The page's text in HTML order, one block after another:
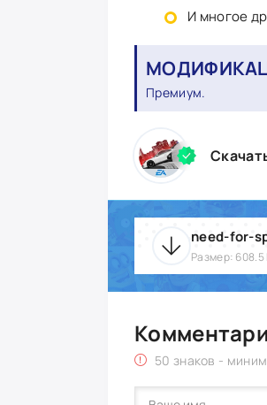
И многое
Премиум.
need-for-
Размер: 608.5
50 знаков -